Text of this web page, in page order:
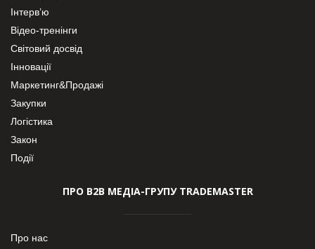
Інтерв’ю
Відео-тренінги
Світовий досвід
Інновації
Маркетинг&Продажі
Закупки
Логістика
Закон
Події
ПРО В2В МЕДІА-ГРУПУ TRADEMASTER
Про нас